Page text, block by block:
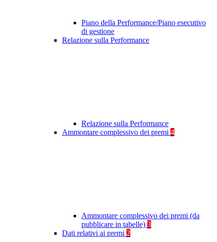
Piano della Performance/Piano esecutivo
di gestione
Relazione sulla Performance
Relazione sulla Performance
Ammontare complessivo dei premi 4
Ammontare complessivo dei premi (da
pubblicare in tabelle) 3
Dati relativi ai premi 2